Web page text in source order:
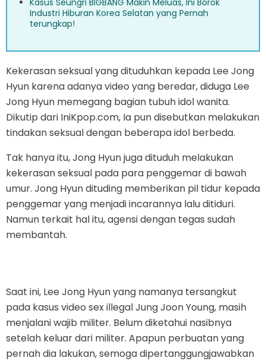
Industri Hiburan Korea Selatan yang Pernah
terungkap!
Kekerasan seksual yang dituduhkan kepada Lee Jong
Hyun karena adanya video yang beredar, diduga Lee
Jong Hyun memegang bagian tubuh idol wanita.
Dikutip dari IniKpop.com, Ia pun disebutkan melakukan
tindakan seksual dengan beberapa idol berbeda.
Tak hanya itu, Jong Hyun juga dituduh melakukan
kekerasan seksual pada para penggemar di bawah
umur. Jong Hyun dituding memberikan pil tidur kepada
penggemar yang menjadi incarannya lalu ditiduri.
Namun terkait hal itu, agensi dengan tegas sudah
membantah.
Saat ini, Lee Jong Hyun yang namanya tersangkut
pada kasus video sex illegal Jung Joon Young, masih
menjalani wajib militer. Belum diketahui nasibnya
setelah keluar dari militer. Apapun perbuatan yang
pernah dia lakukan, semoga dipertanggungjawabkan